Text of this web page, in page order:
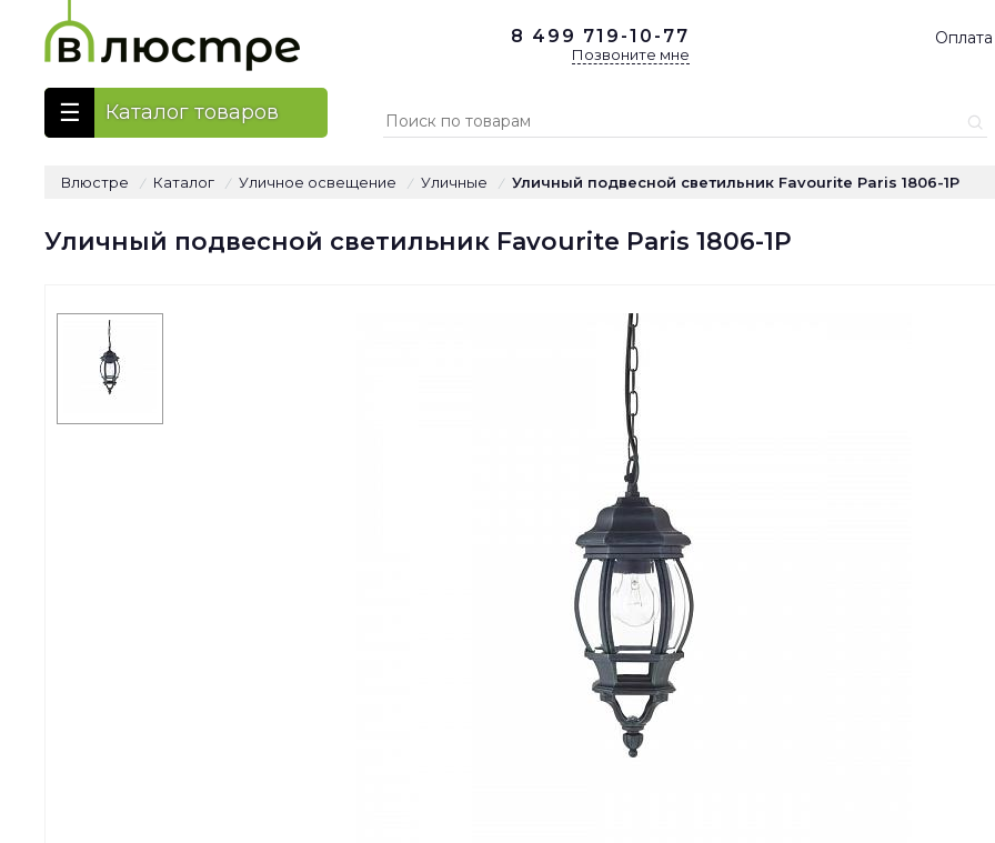
8 499 719-10-77
Позвоните мне
Оплата
Каталог товаров
Влюстре / Каталог / Уличное освещение / Уличные / Уличный подвесной светильник Favourite Paris 1806-1P
Уличный подвесной светильник Favourite Paris 1806-1P